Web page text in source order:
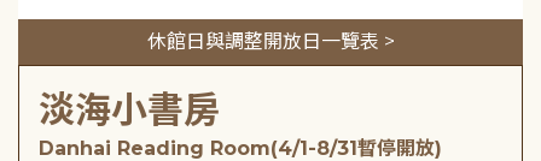
休館日與調整開放日一覽表 >
淡海小書房
Danhai Reading Room(4/1-8/31暫停開放)